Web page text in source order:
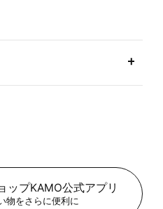
ップKAMO公式アプリ
物をさらに便利に